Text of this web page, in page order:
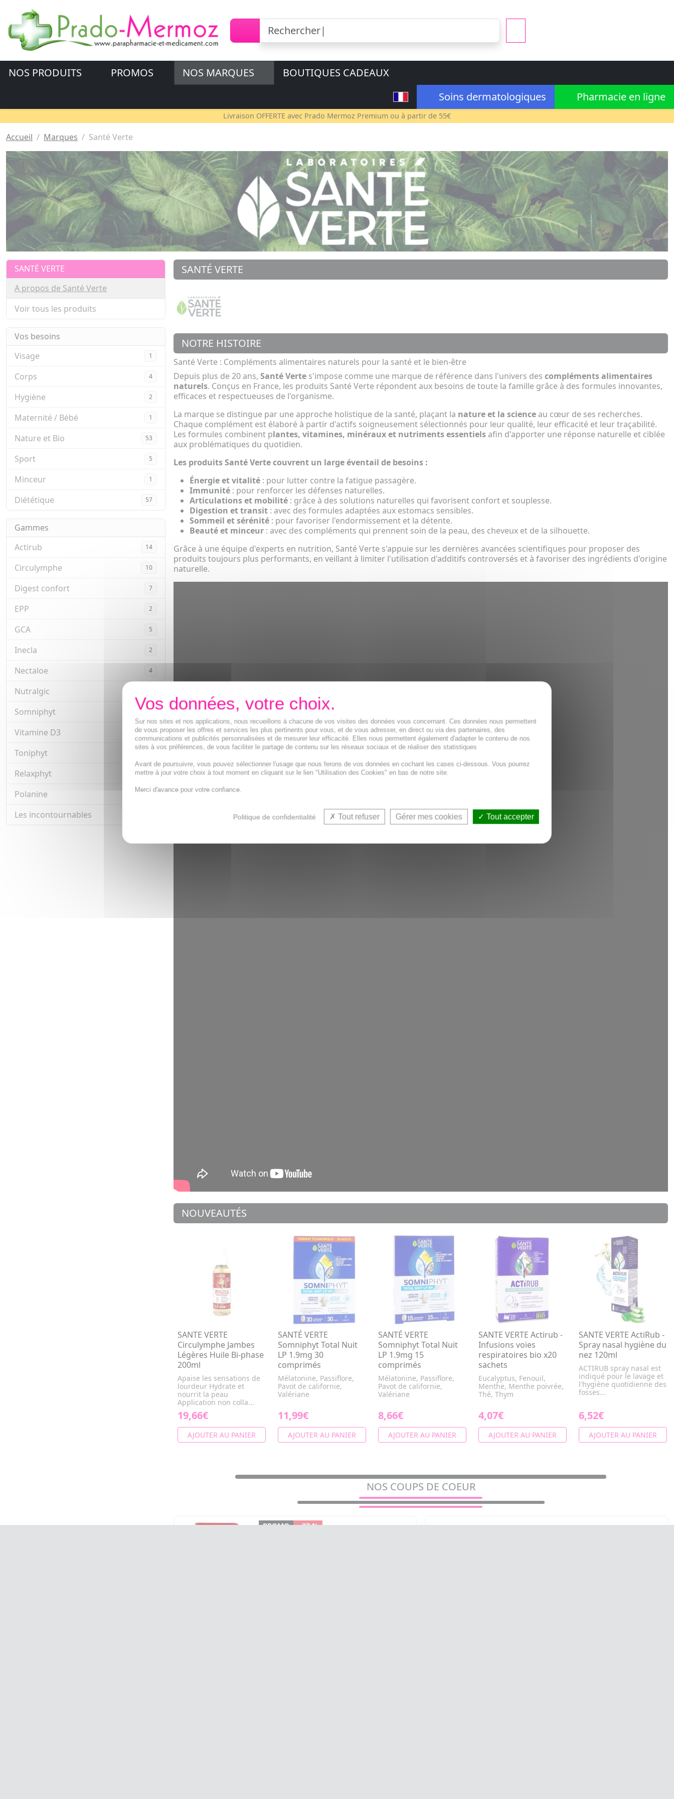
NOS PRODUITS PROMOS NOS MARQUES
BOUTIQUES CADEAUX
Soins dermatologiques
Pharmacie en ligne
Livraison OFFERTE avec Prado Mermoz Premium ou à partir de 55€
Accueil Marques Santé Verte
SANTÉ VERTE
A propos de Santé Verte
Voir tous les produits
Vos besoins
Visage
1
Corps 4
Hygiène 2
Maternité / Bébé 1
Nature et Bio 53
Sport 5
Minceur 1
Diététique 57
Gammes
Actirub
14
Circulymphe 10
Digest confort 7
EPP 2
GCA 5
Inecla 2
Nectaloe 4
Nutralgic
Somniphyt 5
Vitamine D3 1
Toniphyt
Relaxphyt 3
Polanine 2
Les incontournables
SANTÉ VERTE
NOTRE HISTOIRE
Santé Verte : Compléments alimentaires naturels pour la santé et le bien-être
Depuis plus de 20 ans, Santé Verte s'impose comme une marque de référence dans l'univers des compléments alimentaires
naturels. Conçus en France, les produits Santé Verte répondent aux besoins de toute la famille grâce à des formules innovantes,
efficaces et respectueuses de l'organisme.
La marque se distingue par une approche holistique de la santé, plaçant la nature et la science au cœur de ses recherches.
Chaque complément est élaboré à partir d'actifs soigneusement sélectionnés pour leur qualité, leur efficacité et leur traçabilité.
Les formules combinent plantes, vitamines, minéraux et nutriments essentiels afin d'apporter une réponse naturelle et ciblée
aux problématiques du quotidien.
Les produits Santé Verte couvrent un large éventail de besoins :
Énergie et vitalité : pour lutter contre la fatigue passagère.
Immunité : pour renforcer les défenses naturelles.
Articulations et mobilité : grâce à des solutions naturelles qui favorisent confort et souplesse.
Digestion et transit : avec des formules adaptées aux estomacs sensibles.
Sommeil et sérénité : pour favoriser l'endormissement et la détente.
Beauté et minceur : avec des compléments qui prennent soin de la peau, des cheveux et de la silhouette.
Grâce à une équipe d'experts en nutrition, Santé Verte s'appuie sur les dernières avancées scientifiques pour proposer des
produits toujours plus performants, en veillant à limiter l'utilisation d'additifs controversés et à favoriser des ingrédients d'origine
naturelle.
NOUVEAUTÉS
SANTE VERTE
Circulymphe Jambes
Légères Huile Bi-phase
200ml
Apaise les sensations de
lourdeur Hydrate et
nourrit la peau
Application non colla...
19,66€
AJOUTER AU PANIER
SANTÉ VERTE
Somniphyt Total Nuit
LP 1.9mg 30
comprimés
Mélatonine, Passiflore,
Pavot de californie,
Valériane
11,99€
AJOUTER AU PANIER
SANTÉ VERTE
Somniphyt Total Nuit
LP 1.9mg 15
comprimés
Mélatonine, Passiflore,
Pavot de californie,
Valériane
8,66€
AJOUTER AU PANIER
SANTE VERTE Actirub -
Infusions voies
respiratoires bio x20
sachets
Eucalyptus, Fenouil,
Menthe, Menthe poivrée,
Thé, Thym
4,07€
AJOUTER AU PANIER
SANTE VERTE ActiRub -
Spray nasal hygiène du
nez 120ml
ACTIRUB spray nasal est
indiqué pour le lavage et
l'hygiène quotidienne des
fosses...
6,52€
AJOUTER AU PANIER
NOS COUPS DE COEUR
PROMO - 27 %
Sur nos sites et nos applications, nous recueillons à chacune de vos visites des données vous concernant. Ces données nous permettent
de vous proposer les offres et services les plus pertinents pour vous, et de vous adresser, en direct ou via des partenaires, des
communications et publicités personnalisées et de mesurer leur efficacité. Elles nous permettent également d'adapter le contenu de nos
sites à vos préférences, de vous faciliter le partage de contenu sur les réseaux sociaux et de réaliser des statistiques
Avant de poursuivre, vous pouvez sélectionner l'usage que nous ferons de vos données en cochant les cases ci-dessous. Vous pourrez
mettre à jour votre choix à tout moment en cliquant sur le lien "Utilisation des Cookies" en bas de notre site.
Merci d'avance pour votre confiance.
Politique de confidentialité Tout refuser Gérer mes cookies Tout accepter